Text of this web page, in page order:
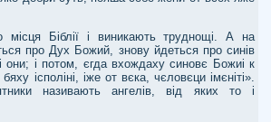
місця Біблії і виникають труднощі. А на
про Дух Божий, знову йдеться про синів
они; і потом, єгда вхождаху синовє Божиі к
ісполіні, іже от вєка, чєловєци імєніті».
називають ангелів, від яких то і